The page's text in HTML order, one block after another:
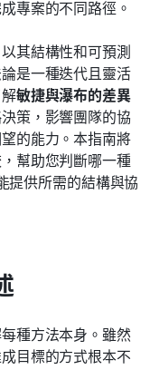
專案的不同路徑。
其結構性和可預測
是一種迭代且靈活
敏捷與瀑布的差異
策，影響團隊的協
的能力。本指南將
幫助您判斷哪一種
提供所需的結構與協
種方法本身。雖然
目標的方式根本不